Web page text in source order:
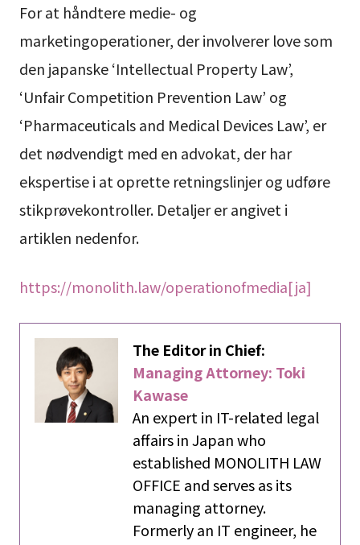
For at håndtere medie- og
marketingoperationer, der involverer love som
den japanske ‘Intellectual Property Law’,
‘Unfair Competition Prevention Law’ og
‘Pharmaceuticals and Medical Devices Law’, er
det nødvendigt med en advokat, der har
ekspertise i at oprette retningslinjer og udføre
stikprøvekontroller. Detaljer er angivet i
artiklen nedenfor.
https://monolith.law/operationofmedia[ja]
The Editor in Chief:
Managing Attorney: Toki
Kawase
An expert in IT-related legal
affairs in Japan who
established MONOLITH LAW
OFFICE and serves as its
managing attorney.
Formerly an IT engineer, he